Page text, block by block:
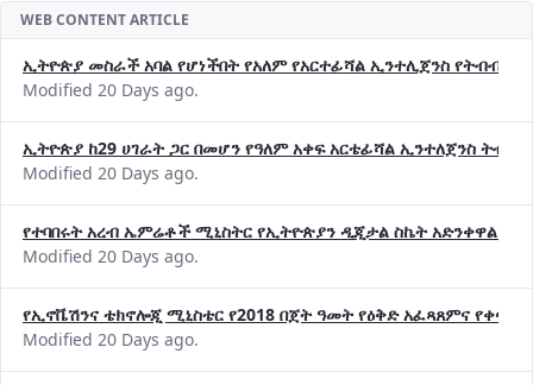
WEB CONTENT ARTICLE
ኢትዮጵያ መስራች አባል የሆነችበት የአለም የአርተፊሻል ኢንተሊጀንስ የትብብር
Modified 20 Days ago.
ኢትዮጵያ ከ29 ሀገራት ጋር በመሆን የዓለም አቀፍ አርቴፊሻል ኢንተለጀንስ
Modified 20 Days ago.
የተባበሩት አረብ ኤምሬቶች ሚኒስትር የኢትዮጵያን ዲጂታል ስኬት አድንቀዋል
Modified 20 Days ago.
የኢኖቬሽንና ቴክኖሎጂ ሚኒስቴር የ2018 በጀት ዓመት የዕቅድ አፈጻጸምና
Modified 20 Days ago.